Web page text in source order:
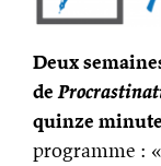
il
un
Deux
de
quinze
programme : «